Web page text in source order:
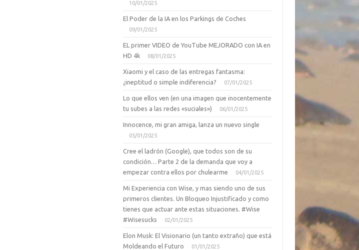
10/01/2025
El Poder de la IA en los Parkings de Coches
09/01/2025
EL primer VIDEO de YouTube MEJORADO con IA en
HD 4k
08/01/2025
Xiaomi y el caso de las entregas fantasma:
¿ineptitud o simple indiferencia?
07/01/2025
Lo que ellos ven (en una imagen que inocentemente
tu subes a las redes «suciales»)
06/01/2025
Innocence, mi gran amiga, lanza un nuevo single
05/01/2025
Cree el ladrón (Google), que todos son de su
condición… Parte 2 de la demanda que voy a
empezar contra ellos por chulearme
04/01/2025
Mi Experiencia con Wise, y mas siendo uno de sus
primeros clientes. Un Bloqueo Injustificado y como
tienes que actuar ante estas situaciones. #Wise
#Wisesucks
02/01/2025
Elon Musk: El Visionario (un tanto extraño) que está
Moldeando el Futuro
01/01/2025